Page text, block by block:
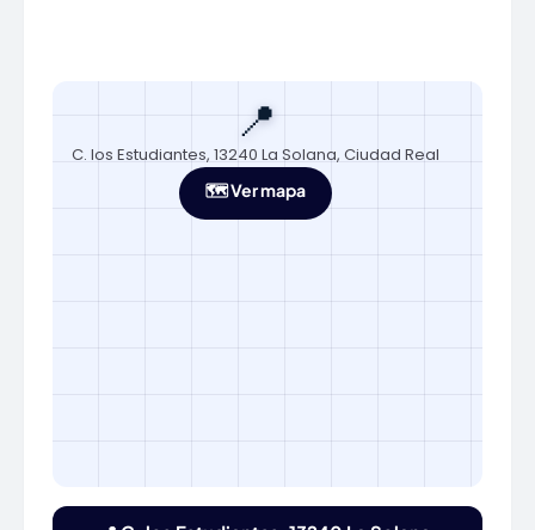
📍
C. los Estudiantes, 13240 La Solana, Ciudad Real
🗺️ Ver mapa